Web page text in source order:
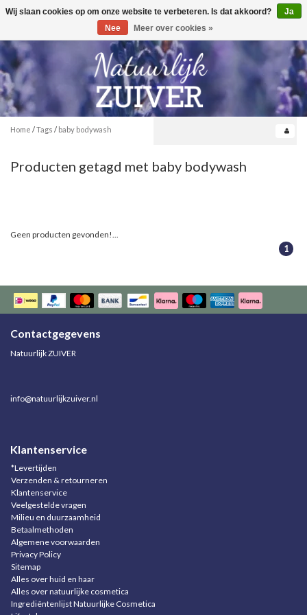
Toggle
0
Home /Tags / baby bodywash
Producten getagd met baby bodywash
Geen producten gevonden!...
1
Contactgegevens
Natuurlijk ZUIVER
info@natuurlijkzuiver.nl
Klantenservice
*Levertijden
Verzenden & retourneren
Klantenservice
Veelgestelde vragen
Milieu en duurzaamheid
Betaalmethoden
Algemene voorwaarden
Privacy Policy
Sitemap
Alles over huid en haar
Alles over natuurlijke cosmetica
Ingrediëntenlijst Natuurlijke Cosmetica
Wij slaan cookies op om onze website te verbeteren. Is dat akkoord?
Ja
Nee
Meer over cookies »